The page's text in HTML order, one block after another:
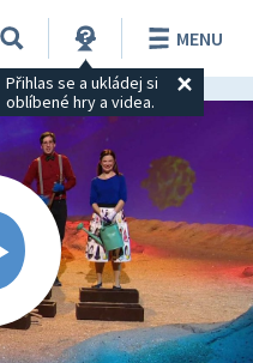
Přihlas se a ukládej si
oblíbené hry a videa.
MENU